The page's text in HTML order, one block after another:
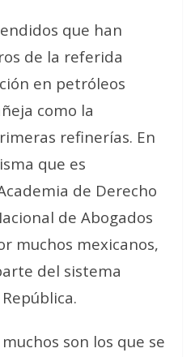
que han
de la referida
en petróleos
como la
refinerías. En
que es
de Derecho
de Abogados
muchos mexicanos,
del sistema
son los que se